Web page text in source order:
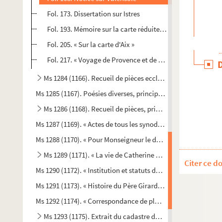
Fol. 173. Dissertation sur Istres
Fol. 193. Mémoire sur la carte réduite de Provence
Fol. 205. « Sur la carte d'Aix »
Fol. 217. « Voyage de Provence et de Languedoc fait en
Ms 1284 (1166). Recueil de pièces ecclésiastiques
Ms 1285 (1167). Poésies diverses, principalement en français
Ms 1286 (1168). Recueil de pièces, principalement relatives
Ms 1287 (1169). « Actes de tous les synodes nationaux,
Ms 1288 (1170). « Pour Monseigneur le duc de Guise, ode »
Ms 1289 (1171). « La vie de Catherine Tempier, ditte
Ms 1290 (1172). « Institution et statuts de la chevalerie de
Ms 1291 (1173). « Histoire du Père Girard et de la Cadière,
Ms 1292 (1174). « Correspondance de plusieurs savants avec
Ms 1293 (1175). Extrait du cadastre des terroirs de Simiane
Citer ce